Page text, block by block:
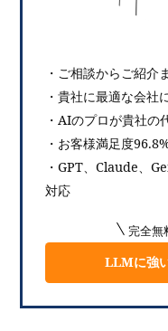
・ご相談からご紹介
・貴社に最適な会社
・AIのプロが貴社の
・お客様満足度
・GPT、Claude、
対応
完全無
LLMに強